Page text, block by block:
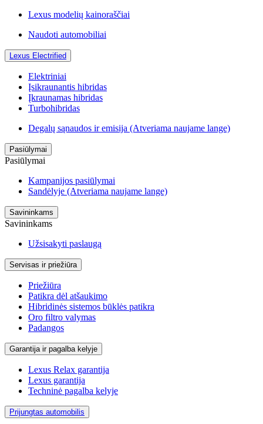
Lexus modelių kainoraščiai
Naudoti automobiliai
Lexus Electrified
Elektriniai
Įsikraunantis hibridas
Įkraunamas hibridas
Turbohibridas
Degalų sąnaudos ir emisija (Atveriama naujame lange)
Pasiūlymai
Pasiūlymai
Kampanijos pasiūlymai
Sandėlyje (Atveriama naujame lange)
Savininkams
Savininkams
Užsisakyti paslaugą
Servisas ir priežiūra
Priežiūra
Patikra dėl atšaukimo
Hibridinės sistemos būklės patikra
Oro filtro valymas
Padangos
Garantija ir pagalba kelyje
Lexus Relax garantija
Lexus garantija
Techninė pagalba kelyje
Prijungtas automobilis